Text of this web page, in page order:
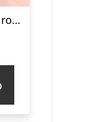
Gavekurv – med rosé bobler og fyldte chokolader